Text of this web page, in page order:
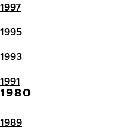
1997
1995
1993
1991
1980
1989